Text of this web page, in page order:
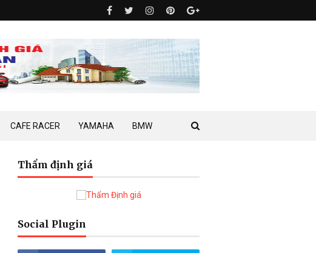
CAFE RACER YAMAHA BMW
Thẩm định giá
Social Plugin